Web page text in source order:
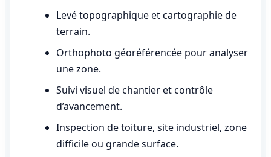
Levé topographique et cartographie de
terrain.
Orthophoto géoréférencée pour analyser
une zone.
Suivi visuel de chantier et contrôle
d’avancement.
Inspection de toiture, site industriel, zone
difficile ou grande surface.